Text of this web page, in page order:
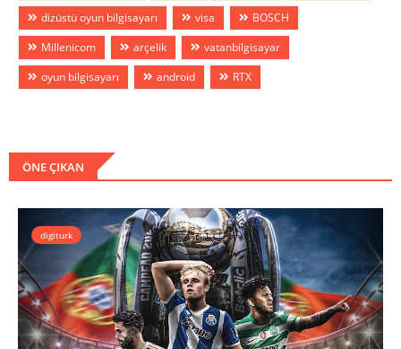
dizüstü oyun bilgisayarı
visa
BOSCH
Millenicom
arçelik
vatanbilgisayar
oyun bilgisayarı
android RTX
ÖNE ÇIKAN
digiturk